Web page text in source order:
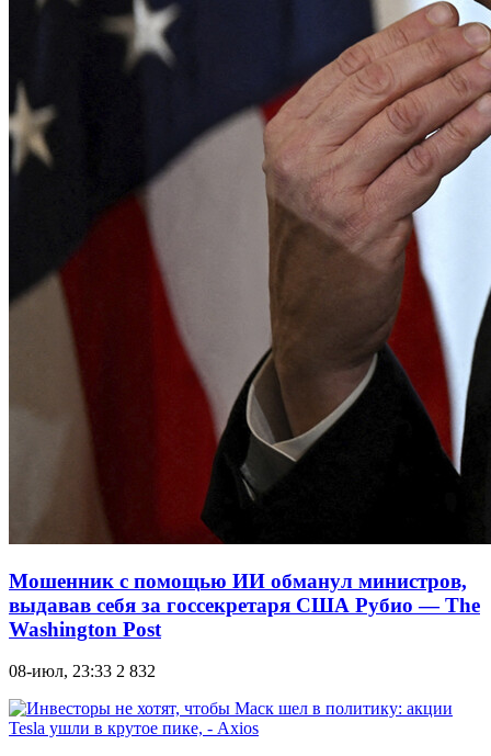
Мошенник с помощью ИИ обманул министров,
выдавав себя за госсекретаря США Рубио — The
Washington Post
08-июл, 23:33 2 832